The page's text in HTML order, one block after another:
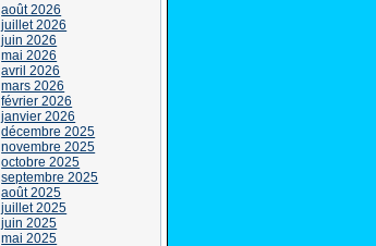
août 2026
juillet 2026
juin 2026
mai 2026
avril 2026
mars 2026
février 2026
janvier 2026
décembre 2025
novembre 2025
octobre 2025
septembre 2025
août 2025
juillet 2025
juin 2025
mai 2025